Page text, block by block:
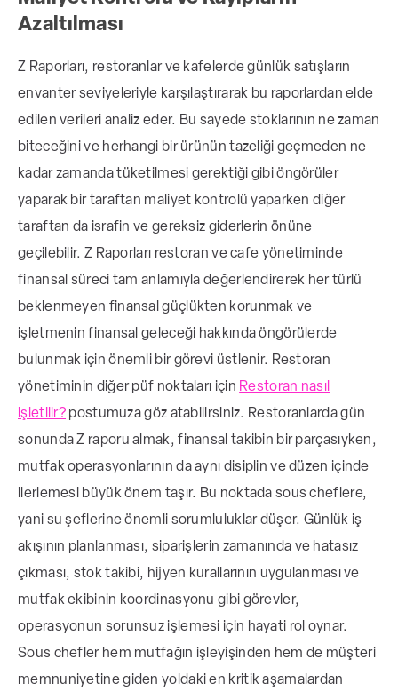
Azaltılması
Z Raporları, restoranlar ve kafelerde günlük satışların
envanter seviyeleriyle karşılaştırarak bu raporlardan elde
edilen verileri analiz eder. Bu sayede stoklarının ne zaman
biteceğini ve herhangi bir ürünün tazeliği geçmeden ne
kadar zamanda tüketilmesi gerektiği gibi öngörüler
yaparak bir taraftan maliyet kontrolü yaparken diğer
taraftan da israfin ve gereksiz giderlerin önüne
geçilebilir. Z Raporları restoran ve cafe yönetiminde
finansal süreci tam anlamıyla değerlendirerek her türlü
beklenmeyen finansal güçlükten korunmak ve
işletmenin finansal geleceği hakkında öngörülerde
bulunmak için önemli bir görevi üstlenir. Restoran
yönetiminin diğer püf noktaları için Restoran nasıl
işletilir? postumuza göz atabilirsiniz. Restoranlarda gün
sonunda Z raporu almak, finansal takibin bir parçasıyken,
mutfak operasyonlarının da aynı disiplin ve düzen içinde
ilerlemesi büyük önem taşır. Bu noktada sous cheflere,
yani su şeflerine önemli sorumluluklar düşer. Günlük iş
akışının planlanması, siparişlerin zamanında ve hatasız
çıkması, stok takibi, hijyen kurallarının uygulanması ve
mutfak ekibinin koordinasyonu gibi görevler,
operasyonun sorunsuz işlemesi için hayati rol oynar.
Sous chefler hem mutfağın işleyişinden hem de müşteri
memnuniyetine giden yoldaki en kritik aşamalardan